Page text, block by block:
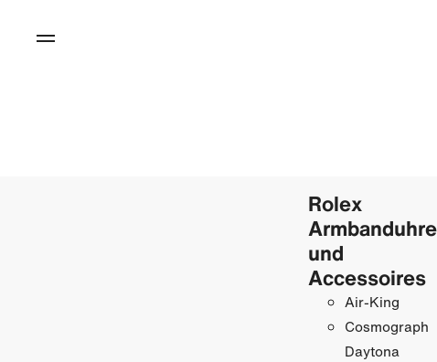
Rolex
und
Accessoires
Air-King
Cosmograph
Daytona